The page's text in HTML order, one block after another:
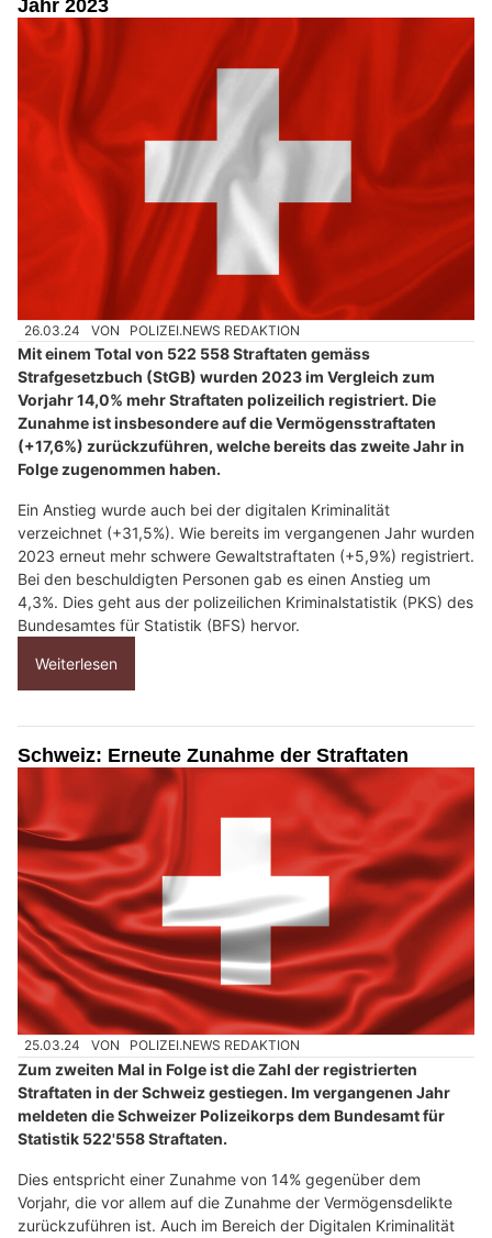
Jahr 2023
26.03.24 VON POLIZEI.NEWS REDAKTION
Mit einem Total von 522 558 Straftaten gemäss
Strafgesetzbuch (StGB) wurden 2023 im Vergleich zum
Vorjahr 14,0% mehr Straftaten polizeilich registriert. Die
Zunahme ist insbesondere auf die Vermögensstraftaten
(+17,6%) zurückzuführen, welche bereits das zweite Jahr in
Folge zugenommen haben.
Ein Anstieg wurde auch bei der digitalen Kriminalität
verzeichnet (+31,5%). Wie bereits im vergangenen Jahr wurden
2023 erneut mehr schwere Gewaltstraftaten (+5,9%) registriert.
Bei den beschuldigten Personen gab es einen Anstieg um
4,3%. Dies geht aus der polizeilichen Kriminalstatistik (PKS) des
Bundesamtes für Statistik (BFS) hervor.
Weiterlesen
Schweiz: Erneute Zunahme der Straftaten
25.03.24 VON POLIZEI.NEWS REDAKTION
Zum zweiten Mal in Folge ist die Zahl der registrierten
Straftaten in der Schweiz gestiegen. Im vergangenen Jahr
meldeten die Schweizer Polizeikorps dem Bundesamt für
Statistik 522'558 Straftaten.
Dies entspricht einer Zunahme von 14% gegenüber dem
Vorjahr, die vor allem auf die Zunahme der Vermögensdelikte
zurückzuführen ist. Auch im Bereich der Digitalen Kriminalität